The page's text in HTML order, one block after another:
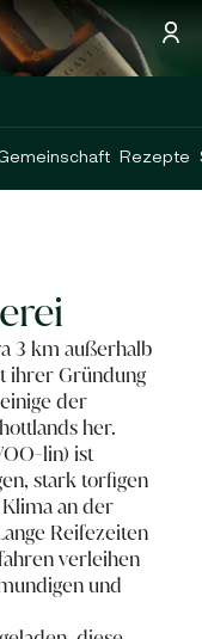
Rezepte
3 km außerhalb
ihrer Gründung
der
her.
lin) ist
stark torfigen
an der
Reifezeiten
verleihen
und